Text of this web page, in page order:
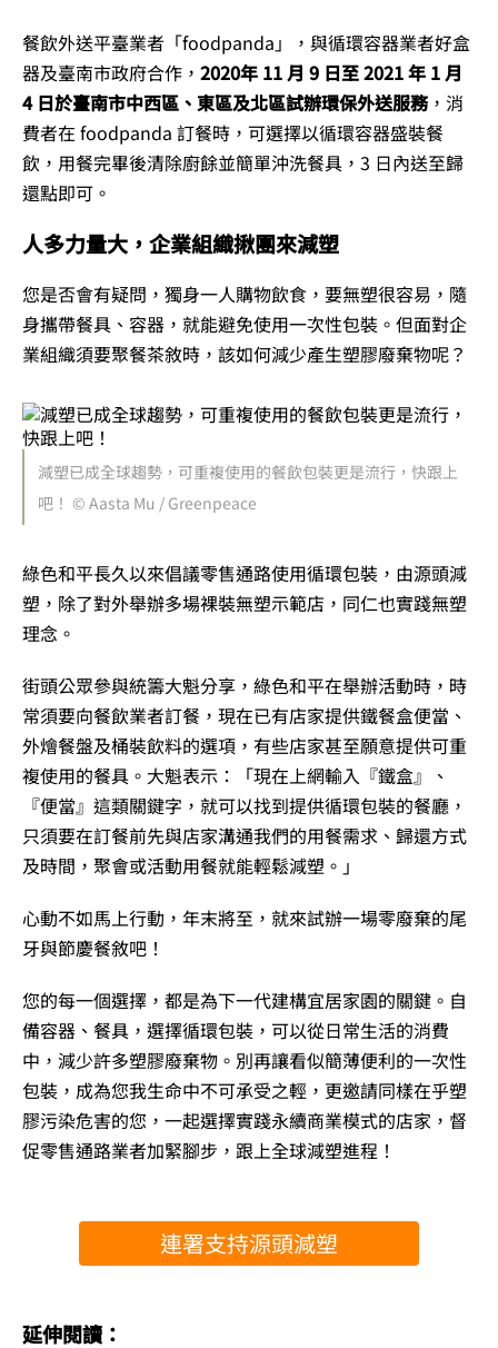
餐飲外送平臺業者「foodpanda」，與循環容器業者好盒
器及臺南市政府合作， 2020年 11 月 9 日至 2021 年 1 月
4 日於臺南市中西區、東區及北區試辦環保外送服務，消
費者在 foodpanda 訂餐時，可選擇以循環容器盛裝餐
飲，用餐完畢後清除廚餘並簡單沖洗餐具，3 日內送至歸
還點即可。
人多力量大，企業組織揪團來減塑
您是否會有疑問，獨身一人購物飲食，要無塑很容易，隨
身攜帶餐具、容器，就能避免使用一次性包裝。但面對企
業組織須要聚餐茶敘時，該如何減少產生塑膠廢棄物呢？
減塑已成全球趨勢，可重複使用的餐飲包裝更是流行，快跟上
吧！ © Aasta Mu / Greenpeace
綠色和平長久以來倡議零售通路使用循環包裝，由源頭減
塑，除了對外舉辦多場裸裝無塑示範店，同仁也實踐無塑
理念。
街頭公眾參與統籌大魁分享，綠色和平在舉辦活動時，時
常須要向餐飲業者訂餐，現在已有店家提供鐵餐盒便當、
外燴餐盤及桶裝飲料的選項，有些店家甚至願意提供可重
複使用的餐具。大魁表示：「現在上網輸入『鐵盒』、
『便當』這類關鍵字，就可以找到提供循環包裝的餐廳，
只須要在訂餐前先與店家溝通我們的用餐需求、歸還方式
及時間，聚會或活動用餐就能輕鬆減塑。」
心動不如馬上行動，年末將至，就來試辦一場零廢棄的尾
牙與節慶餐敘吧！
您的每一個選擇，都是為下一代建構宜居家園的關鍵。自
備容器、餐具，選擇循環包裝，可以從日常生活的消費
中，減少許多塑膠廢棄物。別再讓看似簡薄便利的一次性
包裝，成為您我生命中不可承受之輕，更邀請同樣在乎塑
膠污染危害的您，一起選擇實踐永續商業模式的店家，督
促零售通路業者加緊腳步，跟上全球減塑進程！
連署支持源頭減塑
延伸閱讀：